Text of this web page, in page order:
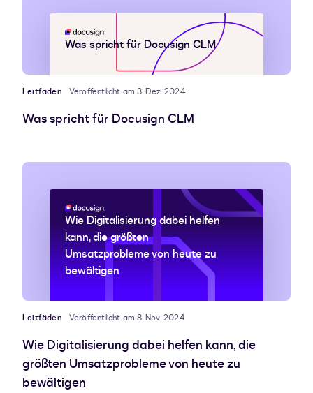
Was spricht für Docusign CLM
Leitfäden Veröffentlicht am 3. Dez. 2024
Was spricht für Docusign CLM
Wie Digitalisierung dabei helfen
kann, die größten
Umsatzprobleme von heute zu
bewältigen
Leitfäden Veröffentlicht am 8. Nov. 2024
Wie Digitalisierung dabei helfen kann, die
größten Umsatzprobleme von heute zu
bewältigen